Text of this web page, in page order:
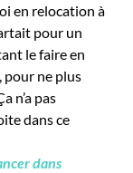
en relocation à
pour un
le faire en
pour ne plus
n’a pas
dans ce
dans